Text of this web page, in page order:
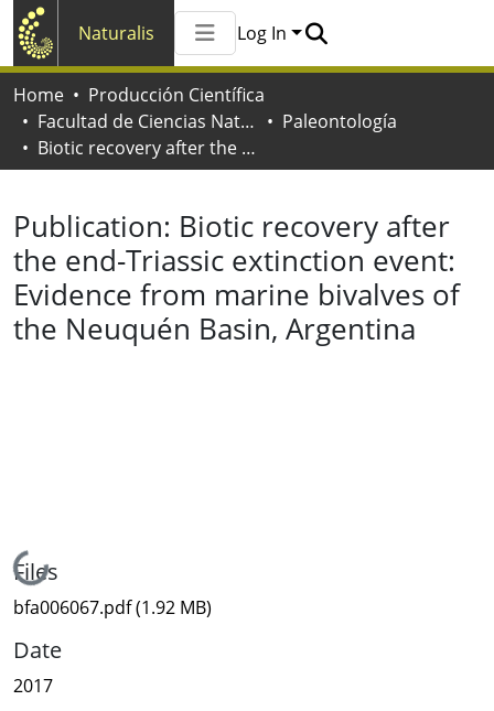
Naturalis
All of Naturalis
Log In
Home
Producción Científica
Facultad de Ciencias Naturales y Museo
Paleontología
Biotic recovery after the end-Triassic extinction event: Evidence from marine bivalves of the Neuquén Basin, Argentina
Publication: Biotic recovery after
the end-Triassic extinction event:
Evidence from marine bivalves of
the Neuquén Basin, Argentina
Loading...
Files
bfa006067.pdf(1.92 MB)
Date
2017